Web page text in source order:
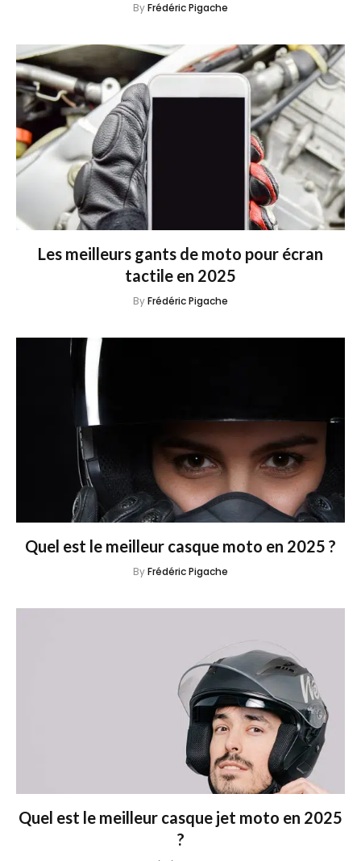
ByFrédéric Pigache
Les meilleurs gants de moto pour écran
tactile en 2025
ByFrédéric Pigache
Quel est le meilleur casque moto en 2025 ?
ByFrédéric Pigache
Quel est le meilleur casque jet moto en 2025
?